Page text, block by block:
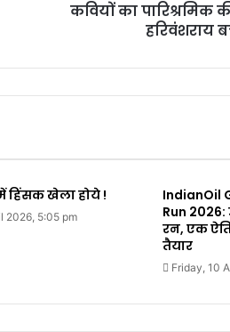
कवियों का पारिश्रमिक
हरिवंशराय
हिंसक खेला होये !
2026, 5:05 pm
IndianOil
Run 2026:
रन, एक
तैयार
Friday, 10